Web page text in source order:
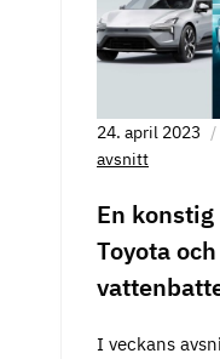
24. april 2023
avsnitt
En
Toyota
I veckans